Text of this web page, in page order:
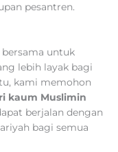
pesantren.
untuk
lebih layak bagi
kami memohon
kaum Muslimin
berjalan dengan
bagi semua